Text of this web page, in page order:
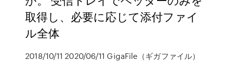
取得し、必要に応じて添付ファイ
ル全体
2018/10/11 2020/06/11 GigaFile（ギガファイル）